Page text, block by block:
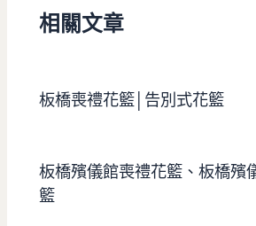
相關文章
板橋喪禮花籃│告別式花籃
板橋殯儀館喪禮花籃、板橋殯
籃